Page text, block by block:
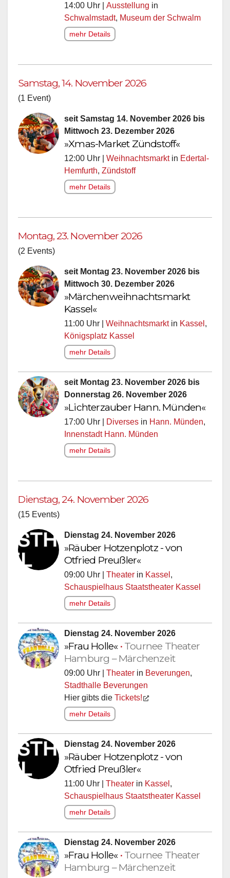
14:00 Uhr | Ausstellung in
Schwalmstadt, Museum der Schwalm
mehr Details
Samstag, 14. November 2026
(1 Event)
seit Samstag 14. November 2026 bis
Mittwoch 23. Dezember 2026
»Xmas-Market Zündstoff«
12:00 Uhr | Weihnachtsmarktin Edertal-
Hemfurth, Zündstoff
mehr Details
Montag, 23. November 2026
(2 Events)
seit Montag 23. November 2026 bis
Mittwoch 30. Dezember 2026
»Märchenweihnachtsmarkt
Kassel«
11:00 Uhr | Weihnachtsmarktin Kassel ,
Königsplatz Kassel
mehr Details
seit Montag 23. November 2026 bis
Donnerstag 26. November 2026
»Lichterzauber Hann. Münden«
17:00 Uhr | Diverses in Hann. Münden,
Innenstadt Hann. Münden
mehr Details
Dienstag, 24. November 2026
(15 Events)
Dienstag 24. November 2026
»Räuber Hotzenplotz - von
Otfried Preußler«
09:00 Uhr | Theater in Kassel ,
Schauspielhaus Staatstheater Kassel
mehr Details
Dienstag 24. November 2026
»Frau Holle« • Tournee Theater
Hamburg – Märchenzeit
09:00 Uhr | Theater in Beverungen,
Stadthalle Beverungen
Hier gibts die Tickets!
mehr Details
Dienstag 24. November 2026
»Räuber Hotzenplotz - von
Otfried Preußler«
11:00 Uhr | Theater in Kassel ,
Schauspielhaus Staatstheater Kassel
mehr Details
Dienstag 24. November 2026
»Frau Holle« • Tournee Theater
Hamburg – Märchenzeit